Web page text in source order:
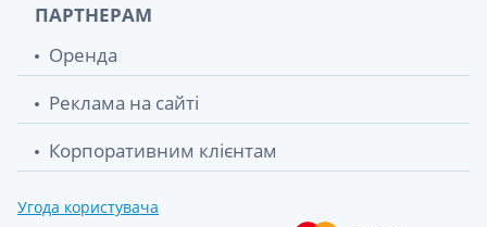
ПАРТНЕРАМ
Оренда
Реклама на сайті
Корпоративним клієнтам
Угода користувача